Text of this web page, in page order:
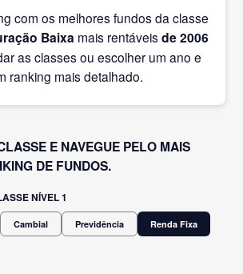
com os melhores fundos da classe
Baixa mais rentáveisde 2006
as classes ou escolher um ano e
ranking mais detalhado.
E NAVEGUE PELO MAIS
DE FUNDOS.
NÍVEL 1
Cambial Previdência Renda Fixa